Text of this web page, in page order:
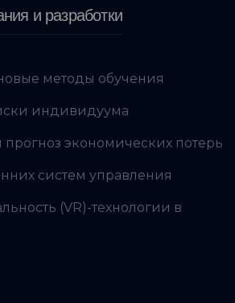
и разработки
методы обучения
индивидуума
экономических потерь
систем управления
(VR)-технологии в